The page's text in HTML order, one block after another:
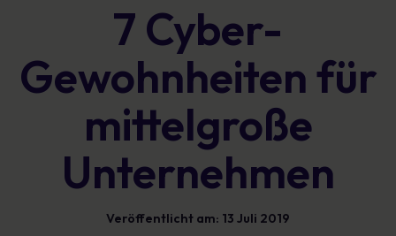
7 Cyber-
Gewohnheiten für
mittelgroße
Unternehmen
Veröffentlicht am: 13 Juli 2019